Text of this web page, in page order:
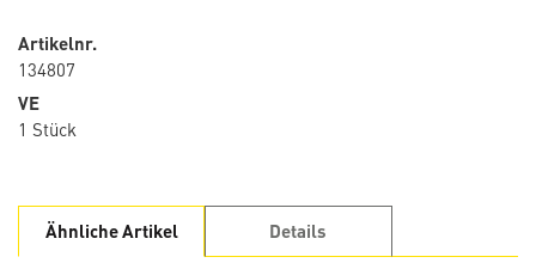
Artikelnr.
134807
VE
1 Stück
Ähnliche Artikel Details